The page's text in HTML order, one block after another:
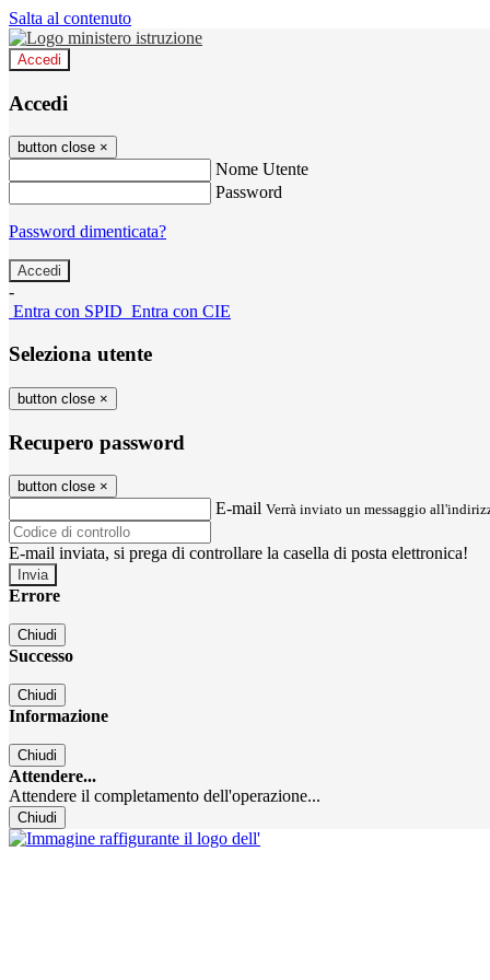
Salta al contenuto
Accedi
Accedi
button close ×
Nome Utente
Password
Password dimenticata?
-
Entra con SPID Entra con CIE
Seleziona utente
button close ×
Recupero password
button close ×
E-mail Verrà inviato un messaggio
E-mail inviata, si prega di controllare la casella di posta elettronica!
Errore
Chiudi
Successo
Chiudi
Informazione
Chiudi
Attendere...
Attendere il completamento dell'operazione...
Chiudi